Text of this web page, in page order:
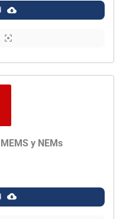
y NEMs